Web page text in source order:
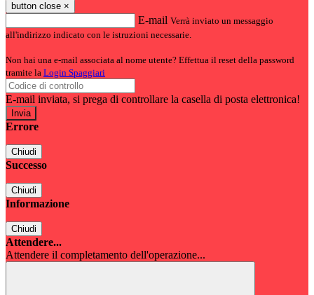
button close ×
E-mail Verrà inviato un messaggio
all'indirizzo indicato con le istruzioni necessarie.
Non hai una e-mail associata al nome utente? Effettua il reset della password
tramite la Login Spaggiari
E-mail inviata, si prega di controllare la casella di posta elettronica!
Errore
Chiudi
Successo
Chiudi
Informazione
Chiudi
Attendere...
Attendere il completamento dell'operazione...